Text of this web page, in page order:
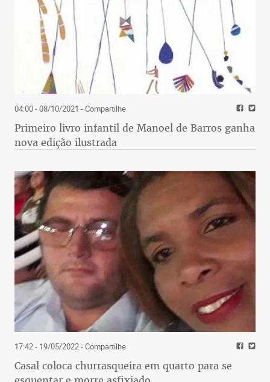
04:00 - 08/10/2021 - Compartilhe
Primeiro livro infantil de Manoel de Barros ganha
nova edição ilustrada
17:42 - 19/05/2022- Compartilhe
Casal coloca churrasqueira em quarto para se